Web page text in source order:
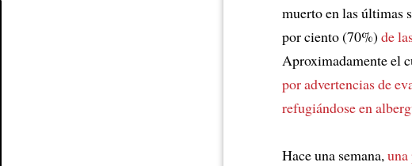
muerto en las últimas
por ciento (70%) de
Aproximadamente el
por advertencias de
refugiándose en
Hace una semana,una